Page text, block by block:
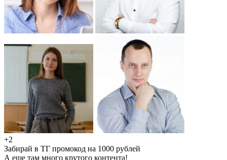
+2
Забирай в ТГ промокод на 1000 рублей
А еще там много крутого контента!